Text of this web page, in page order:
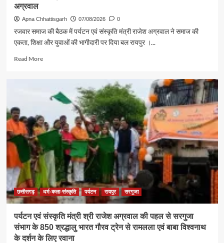
अग्रवाल
Apna Chhattisgarh 07/08/2026 0
रजवार समाज की बैठक में पर्यटन एवं संस्कृति मंत्री राजेश अग्रवाल ने समाज की
एकता, शिक्षा और युवाओं की भागीदारी पर दिया बल रायपुर ।...
Read MoreRead
एकजुटता
सामाजिक
विकास
की
बड़ी
शक्ति
राजेश
अग्रवाल
छत्तीसगढ़ धर्म-कला-संस्कृति पर्यटन रायपुर सरगुजा
पर्यटन एवं संस्कृति मंत्री श्री राजेश अग्रवाल की पहल से सरगुजा
संभाग के 850 श्रद्धालु भारत गौरव ट्रेन से रामलला एवं बाबा विश्वनाथ
के दर्शन के लिए रवाना